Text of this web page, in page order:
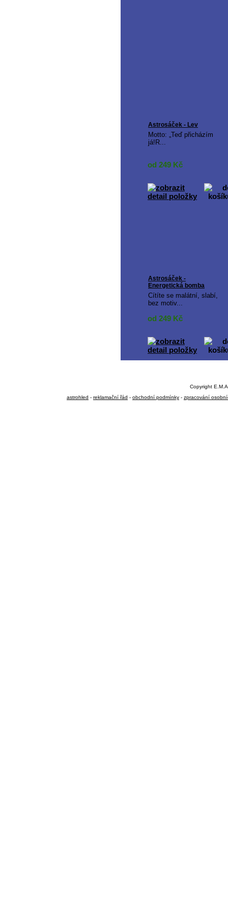
Astrosáček - Lev
Motto: „Teď přicházím
já!R...
od 249 Kč
Astrosáček -
Energetická bomba
Cítíte se malátní, slabí,
bez motiv...
od 249 Kč
Copyright
astrohled - reklamační řád - obchodní podmínky - zpracování